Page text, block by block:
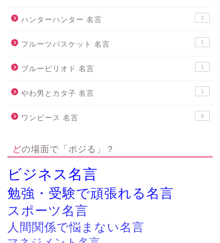
ハンターハンター 名言 2
フルーツバスケット 名言 1
ブルーピリオド 名言 1
やわ男とカタ子 名言 1
ワンピース 名言 8
どの場面で「ポジる」？
ビジネス名言
勉強・受験で頑張れる名言
スポーツ名言
人間関係で悩まない名言